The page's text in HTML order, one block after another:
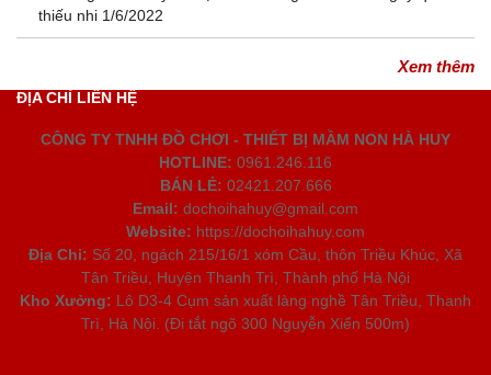
thiếu nhi 1/6/2022
Xem thêm
ĐỊA CHỈ LIÊN HỆ
CÔNG TY TNHH ĐỒ CHƠI - THIẾT BỊ MẦM NON HÀ HUY
HOTLINE: 0961.246.116
BÁN LẺ: 02421.207.666
Email: dochoihahuy@gmail.com
Website: https://dochoihahuy.com
Địa Chỉ: Số 20, ngách 215/16/1 xóm Cầu, thôn Triều Khúc, Xã
Tân Triều, Huyện Thanh Trì, Thành phố Hà Nội
Kho Xưởng: Lô D3-4 Cụm sản xuất làng nghề Tân Triều, Thanh
Trì, Hà Nội. (Đi tắt ngõ 300 Nguyễn Xiển 500m)